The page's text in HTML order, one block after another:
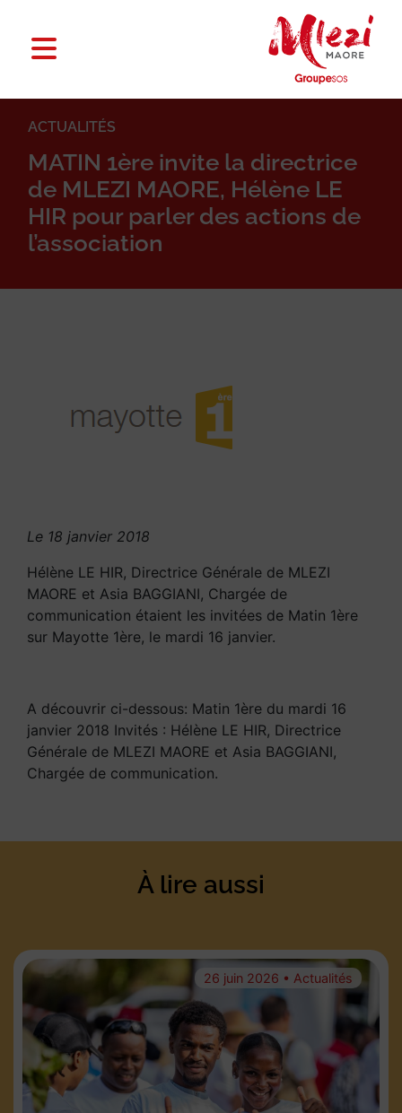
ACTUALITÉS
MATIN 1ère invite la directrice
de MLEZI MAORE, Hélène LE
HIR pour parler des actions de
l’association
Le 18 janvier 2018
Hélène LE HIR, Directrice Générale de MLEZI
MAORE et Asia BAGGIANI, Chargée de
communication étaient les invitées de Matin 1ère
sur Mayotte 1ère, le mardi 16 janvier.
A découvrir ci-dessous: Matin 1ère du mardi 16
janvier 2018 Invités : Hélène LE HIR, Directrice
Générale de MLEZI MAORE et Asia BAGGIANI,
Chargée de communication.
À lire aussi
26 juin 2026 • Actualités